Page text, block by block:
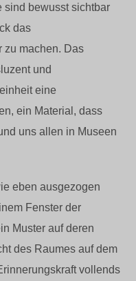
sind bewusst sichtbar
das
zu machen. Das
und
eine
ein Material, dass
uns allen in Museen
eben ausgezogen
Fenster der
Muster auf deren
des Raumes auf dem
vollends